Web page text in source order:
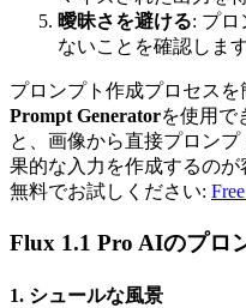
曖昧さを避ける: プ
ないことを確認します
プロンプト作成プロセスを
Prompt Generatorを使用で
と、画像から直接プロンプ
果的な入力を作成するのが
無料でお試しください:
Flux 1.1 Pro AIのプロ
1. シュールな風景